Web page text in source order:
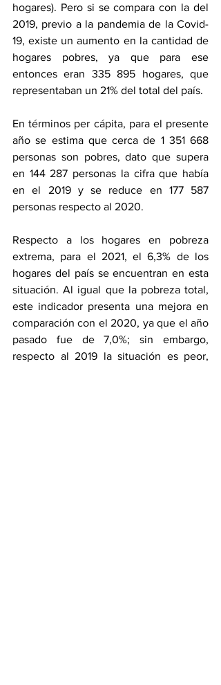
hogares). Pero si se compara con la del
2019, previo a la pandemia de la Covid-
19, existe un aumento en la cantidad de
hogares pobres, ya que para ese
entonces eran 335 895 hogares, que
representaban un 21% del total del país.
En términos per cápita, para el presente
año se estima que cerca de 1 351 668
personas son pobres, dato que supera
en 144 287 personas la cifra que había
en el 2019 y se reduce en 177 587
personas respecto al 2020.
Respecto a los hogares en pobreza
extrema, para el 2021, el 6,3% de los
hogares del país se encuentran en esta
situación. Al igual que la pobreza total,
este indicador presenta una mejora en
comparación con el 2020, ya que el año
pasado fue de 7,0%; sin embargo,
respecto al 2019 la situación es peor,